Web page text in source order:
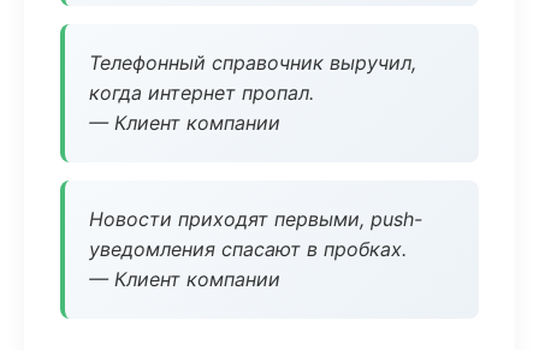
Телефонный справочник выручил,
когда интернет пропал.
— Клиент компании
Новости приходят первыми, push-
уведомления спасают в пробках.
— Клиент компании